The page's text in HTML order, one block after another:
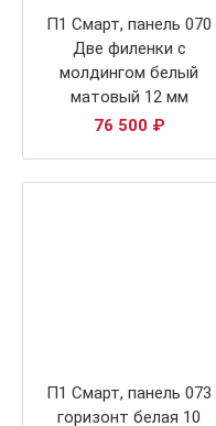
П1 Смарт, панель 070
Две филенки с
молдингом белый
матовый 12 мм
76 500 ₽
П1 Смарт, панель 073
горизонт белая 10